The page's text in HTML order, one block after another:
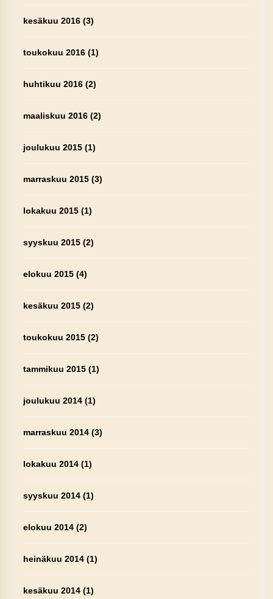
kesäkuu 2016(3)
toukokuu 2016(1)
huhtikuu 2016(2)
maaliskuu 2016(2)
joulukuu 2015(1)
marraskuu 2015(3)
lokakuu 2015(1)
syyskuu 2015(2)
elokuu 2015(4)
kesäkuu 2015(2)
toukokuu 2015(2)
tammikuu 2015(1)
joulukuu 2014(1)
marraskuu 2014(3)
lokakuu 2014(1)
syyskuu 2014(1)
elokuu 2014(2)
heinäkuu 2014(1)
kesäkuu 2014(1)